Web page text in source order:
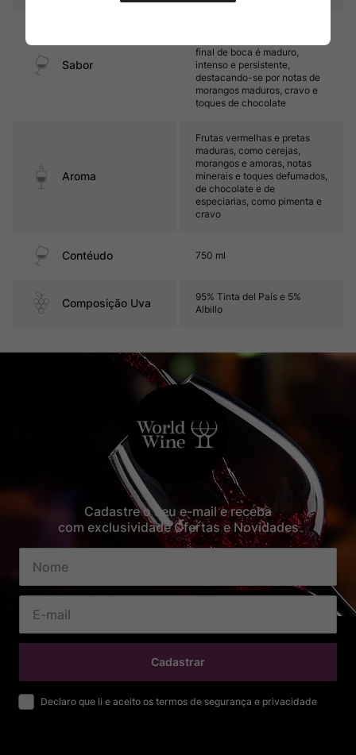
Sabor
final de boca é maduro,
intenso e persistente,
destacando-se por notas de
morangos maduros, cravo e
toques de chocolate
Aroma
Frutas vermelhas e pretas
maduras, como cerejas,
morangos e amoras, notas
minerais e toques defumados,
de chocolate e de
especiarias, como pimenta e
cravo
Contéudo 750 ml
Composição Uva
95% Tinta del País e 5%
Albillo
Cadastre o seu e-mail e receba
com exclusividade Ofertas e Novidades
Cadastrar
Declaro que li e aceito os termos de segurança e privacidade